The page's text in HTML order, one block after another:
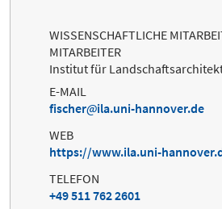
WISSENSCHAFTLICHE
MITARBEITER
Institut für
E-MAIL
fischer
ila.uni-hannover.de
WEB
https://www.ila.uni-
TELEFON
+49 511 762 2601